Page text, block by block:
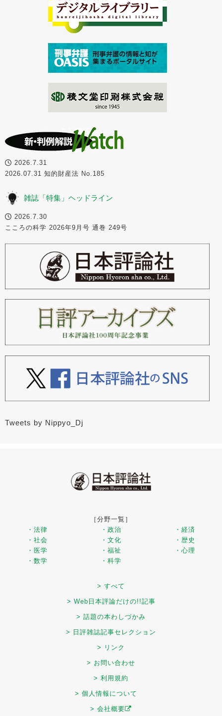
2026.7.31
2026.07.31 知的財産法 No.185
雑誌「特集」ヘッドライン
2026.7.30
こころの科学 2026年9月号 通巻 249号
Tweets by Nippyo_Dj
［分野一覧］
・法律
・政治
・経済
・社会
・文化
・歴史
・医学
・福祉
・心理
・数学
・科学
> すべて
> Web日本評論だけの!!記事
> 話題の本わしづかみ
> 日評雑誌記事セレクション
> リンク
> お問い合わせ
> 利用規約
> 個人情報について
> 会社概要